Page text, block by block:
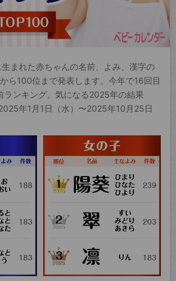
まれた赤ちゃんの名前、よみ、漢字の
ら100位まで発表します。今年で16回目
ランキング。気になる2025年の結果
年1月1日（水）〜2025年10月25日